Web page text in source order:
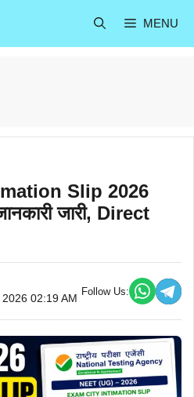
MENU
Slip 2026
जारी, Direct
02:19 AM
Follow Us: